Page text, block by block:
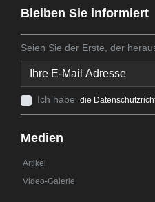
Bleiben Sie informiert
Seien Sie der Erste, der
Ich habe die
Medien
Artikel
Video-Galerie